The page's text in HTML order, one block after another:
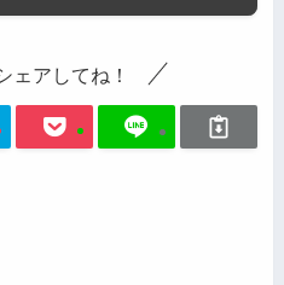
ェアしてね！